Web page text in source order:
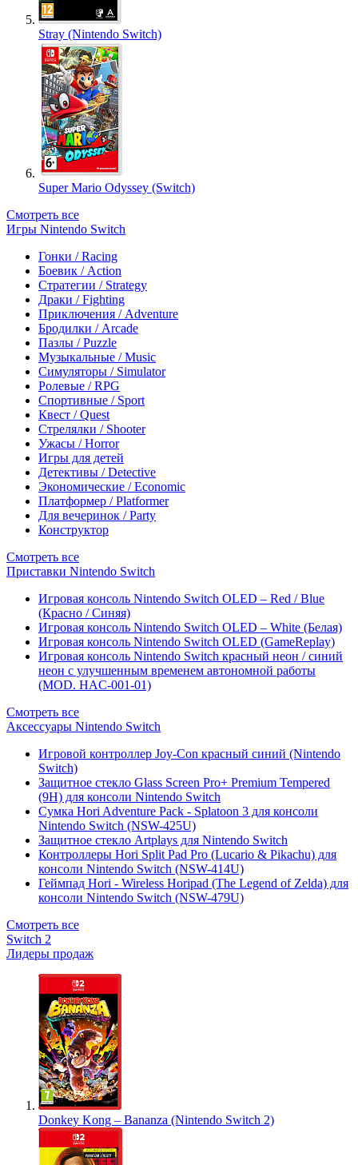
Stray (Nintendo Switch)
Super Mario Odyssey (Switch)
Смотреть все
Игры Nintendo Switch
Гонки / Racing
Боевик / Action
Стратегии / Strategy
Драки / Fighting
Приключения / Adventure
Бродилки / Arcade
Пазлы / Puzzle
Музыкальные / Music
Симуляторы / Simulator
Ролевые / RPG
Спортивные / Sport
Квест / Quest
Стрелялки / Shooter
Ужасы / Horror
Игры для детей
Детективы / Detective
Экономические / Economic
Платформер / Platformer
Для вечеринок / Party
Конструктор
Смотреть все
Приставки Nintendo Switch
Игровая консоль Nintendo Switch OLED – Red / Blue
(Красно / Синяя)
Игровая консоль Nintendo Switch OLED – White (Белая)
Игровая консоль Nintendo Switch OLED (GameReplay)
Игровая консоль Nintendo Switch красный неон / синий
неон с улучшенным временем автономной работы
(MOD. HAC-001-01)
Смотреть все
Аксессуары Nintendo Switch
Игровой контроллер Joy-Con красный синий (Nintendo
Switch)
Защитное стекло Glass Screen Pro+ Premium Tempered
(9H) для консоли Nintendo Switch
Сумка Hori Adventure Pack - Splatoon 3 для консоли
Nintendo Switch (NSW-425U)
Защитное стекло Artplays для Nintendo Switch
Контроллеры Hori Split Pad Pro (Lucario & Pikachu) для
консоли Nintendo Switch (NSW-414U)
Геймпад Hori - Wireless Horipad (The Legend of Zelda) для
консоли Nintendo Switch (NSW-479U)
Смотреть все
Switch 2
Лидеры продаж
Donkey Kong – Bananza (Nintendo Switch 2)